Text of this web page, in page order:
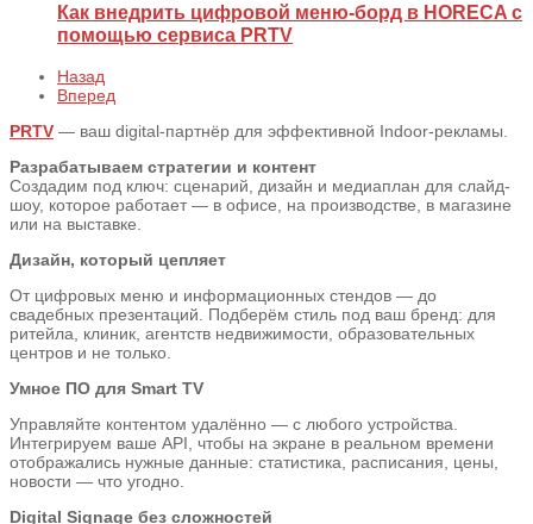
Как внедрить цифровой меню‑борд в HORECA с
помощью сервиса PRTV
Назад
Вперед
PRTV — ваш digital-партнёр для эффективной Indoor-рекламы.
Разрабатываем стратегии и контент
Создадим под ключ: сценарий, дизайн и медиаплан для слайд-
шоу, которое работает — в офисе, на производстве, в магазине
или на выставке.
Дизайн, который цепляет
От цифровых меню и информационных стендов — до
свадебных презентаций. Подберём стиль под ваш бренд: для
ритейла, клиник, агентств недвижимости, образовательных
центров и не только.
Умное ПО для Smart TV
Управляйте контентом удалённо — с любого устройства.
Интегрируем ваше API, чтобы на экране в реальном времени
отображались нужные данные: статистика, расписания, цены,
новости — что угодно.
Digital Signage без сложностей